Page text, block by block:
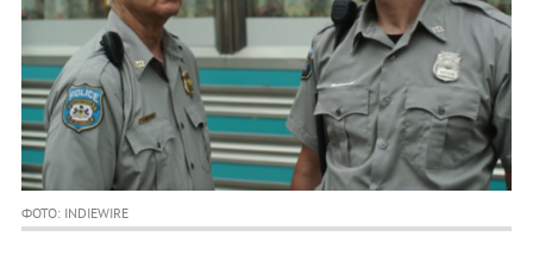
ФОТО: INDIEWIRE